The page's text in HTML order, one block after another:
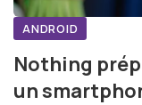
ANDROID
Nothing
un